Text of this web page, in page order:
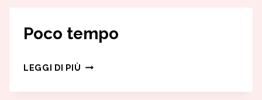
Poco tempo
LEGGI DI PIÙ POCO